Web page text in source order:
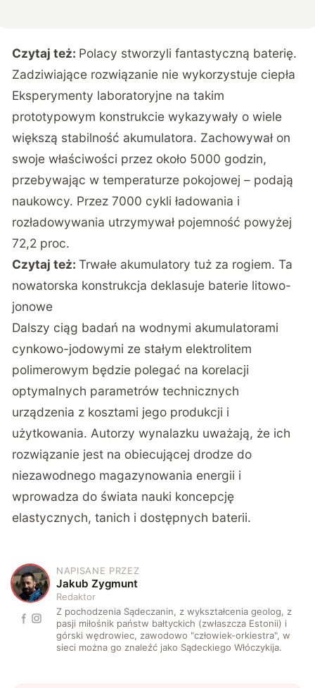
Czytaj też: Polacy stworzyli fantastyczną baterię.
Zadziwiające rozwiązanie nie wykorzystuje ciepła
Eksperymenty laboratoryjne na takim
prototypowym konstrukcie wykazywały o wiele
większą stabilność akumulatora. Zachowywał on
swoje właściwości przez około 5000 godzin,
przebywając w temperaturze pokojowej – podają
naukowcy. Przez 7000 cykli ładowania i
rozładowywania utrzymywał pojemność powyżej
72,2 proc.
Czytaj też:Trwałe akumulatory tuż za rogiem. Ta
nowatorska konstrukcja deklasuje baterie litowo-
jonowe
Dalszy ciąg badań na wodnymi akumulatorami
cynkowo-jodowymi ze stałym elektrolitem
polimerowym będzie polegać na korelacji
optymalnych parametrów technicznych
urządzenia z kosztami jego produkcji i
użytkowania. Autorzy wynalazku uważają, że ich
rozwiązanie jest na obiecującej drodze do
niezawodnego magazynowania energii i
wprowadza do świata nauki koncepcję
elastycznych, tanich i dostępnych baterii.
J
NAPISANE PRZEZ
Jakub Zygmunt
Redaktor
Z pochodzenia Sądeczanin, z wykształcenia geolog, z
pasji miłośnik państw bałtyckich (zwłaszcza Estonii) i
górski wędrowiec, zawodowo "człowiek-orkiestra", w
sieci można go znaleźć jako Sądeckiego Włóczykija.